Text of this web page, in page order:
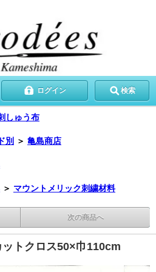
ログイン 検索
しゅう布
別 ＞ 亀島商店
＞ マウントメリック刺繍材料
次の商品へ
トクロス50×巾110cm